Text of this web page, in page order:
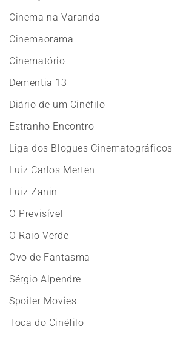
Cinema na Varanda
Cinemaorama
Cinematório
Dementia 13
Diário de um Cinéfilo
Estranho Encontro
Liga dos Blogues Cinematográficos
Luiz Carlos Merten
Luiz Zanin
O Previsível
O Raio Verde
Ovo de Fantasma
Sérgio Alpendre
Spoiler Movies
Toca do Cinéfilo